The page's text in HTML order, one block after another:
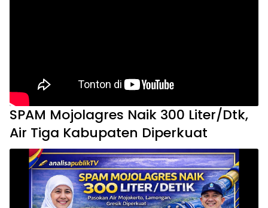
SPAM Mojolagres Naik 300 Liter/Dtk,
Air Tiga Kabupaten Diperkuat